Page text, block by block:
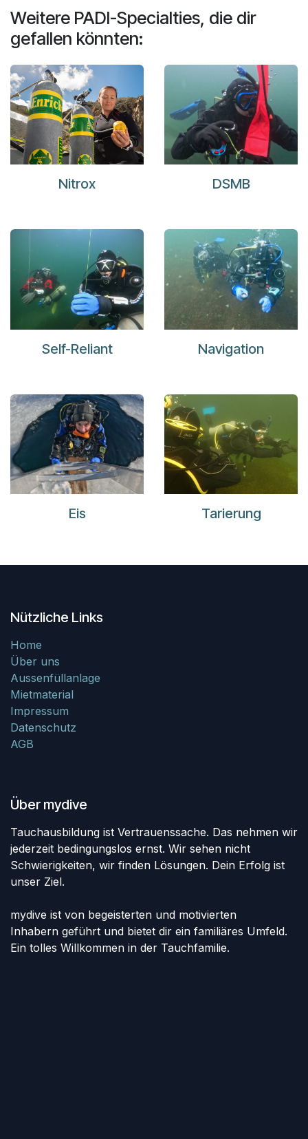
Weitere PADI-Specialties, die dir
gefallen könnten:
Nitrox DSMB
Self-Reliant Navigation
Eis Tarierung
Nützliche Links
Home
Über uns
Aussenfüllanlage
Mietmaterial
Impressum
Datenschutz
AGB
Über mydive
Tauchausbildung ist Vertrauenssache. Das nehmen wir
jederzeit bedingungslos ernst. Wir sehen nicht
Schwierigkeiten, wir finden Lösungen. Dein Erfolg ist
unser Ziel.
mydive ist von begeisterten und motivierten
Inhabern geführt und bietet dir ein familiäres Umfeld.
Ein tolles Willkommen in der Tauchfamilie.